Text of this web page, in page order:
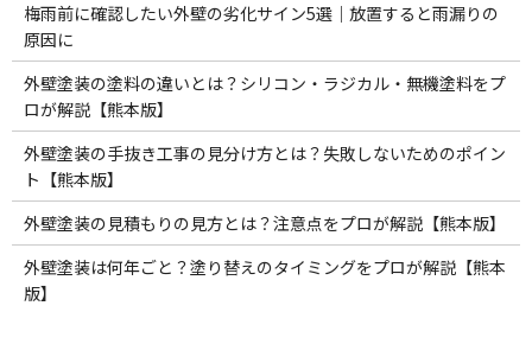
梅雨前に確認したい外壁の劣化サイン5選｜放置すると雨漏りの
原因に
外壁塗装の塗料の違いとは？シリコン・ラジカル・無機塗料をプ
ロが解説【熊本版】
外壁塗装の手抜き工事の見分け方とは？失敗しないためのポイン
ト【熊本版】
外壁塗装の見積もりの見方とは？注意点をプロが解説【熊本版】
外壁塗装は何年ごと？塗り替えのタイミングをプロが解説【熊本
版】